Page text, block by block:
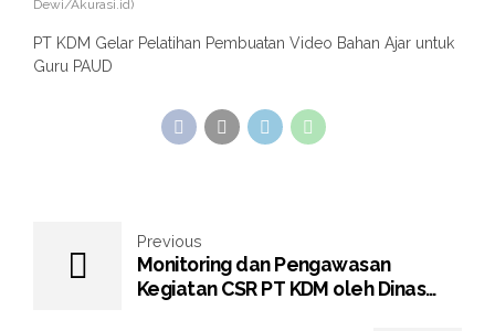
Dewi/Akurasi.id)
PT KDM Gelar Pelatihan Pembuatan Video Bahan Ajar untuk
Guru PAUD
Previous
Monitoring dan Pengawasan
Kegiatan CSR PT KDM oleh Dinas